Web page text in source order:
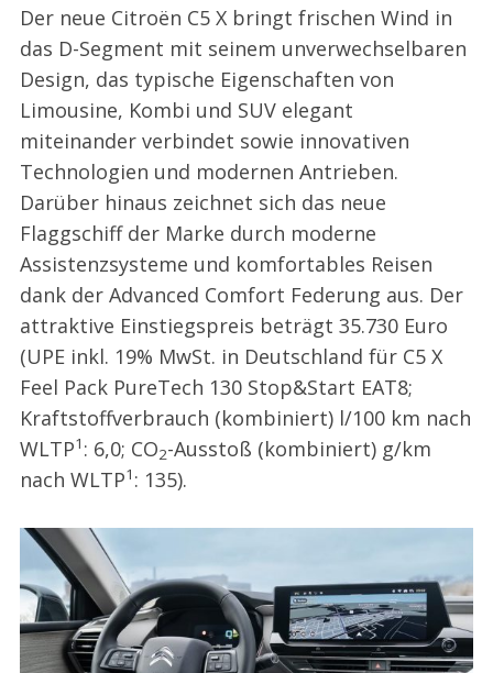
Der neue Citroën C5 X bringt frischen Wind in
das D-Segment mit seinem unverwechselbaren
Design, das typische Eigenschaften von
Limousine, Kombi und SUV elegant
miteinander verbindet sowie innovativen
Technologien und modernen Antrieben.
Darüber hinaus zeichnet sich das neue
Flaggschiff der Marke durch moderne
Assistenzsysteme und komfortables Reisen
dank der Advanced Comfort Federung aus. Der
attraktive Einstiegspreis beträgt 35.730 Euro
(UPE inkl. 19% MwSt. in Deutschland für C5 X
Feel Pack PureTech 130 Stop&Start EAT8;
Kraftstoffverbrauch (kombiniert) l/100 km nach
WLTP1 : 6,0; CO2-Ausstoß (kombiniert) g/km
nach WLTP1 : 135).